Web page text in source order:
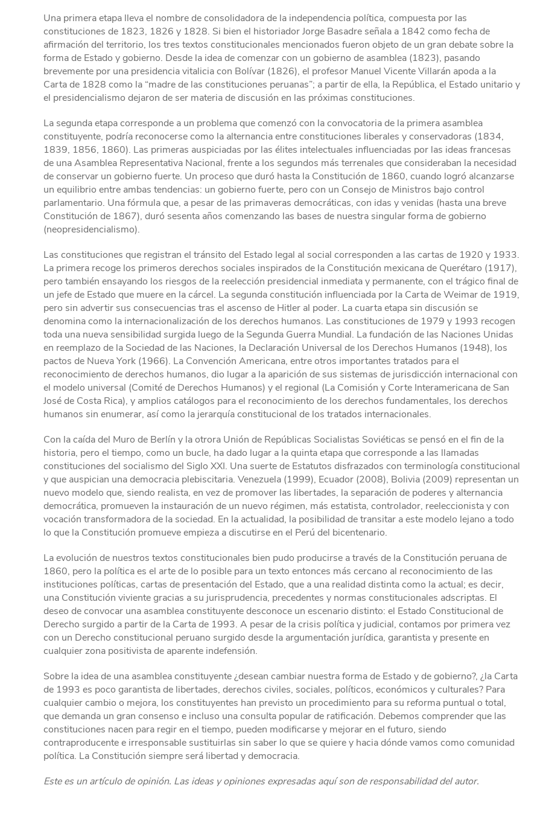
Una primera etapa lleva el nombre de consolidadora de la independencia política, compuesta por las
constituciones de 1823, 1826 y 1828. Si bien el historiador Jorge Basadre señala a 1842 como fecha de
afirmación del territorio, los tres textos constitucionales mencionados fueron objeto de un gran debate sobre la
forma de Estado y gobierno. Desde la idea de comenzar con un gobierno de asamblea (1823), pasando
brevemente por una presidencia vitalicia con Bolívar (1826), el profesor Manuel Vicente Villarán apoda a la
Carta de 1828 como la “madre de las constituciones peruanas”; a partir de ella, la República, el Estado unitario y
el presidencialismo dejaron de ser materia de discusión en las próximas constituciones.
La segunda etapa corresponde a un problema que comenzó con la convocatoria de la primera asamblea
constituyente, podría reconocerse como la alternancia entre constituciones liberales y conservadoras (1834,
1839, 1856, 1860). Las primeras auspiciadas por las élites intelectuales influenciadas por las ideas francesas
de una Asamblea Representativa Nacional, frente a los segundos más terrenales que consideraban la necesidad
de conservar un gobierno fuerte. Un proceso que duró hasta la Constitución de 1860, cuando logró alcanzarse
un equilibrio entre ambas tendencias: un gobierno fuerte, pero con un Consejo de Ministros bajo control
parlamentario. Una fórmula que, a pesar de las primaveras democráticas, con idas y venidas (hasta una breve
Constitución de 1867), duró sesenta años comenzando las bases de nuestra singular forma de gobierno
(neopresidencialismo).
Las constituciones que registran el tránsito del Estado legal al social corresponden a las cartas de 1920 y 1933.
La primera recoge los primeros derechos sociales inspirados de la Constitución mexicana de Querétaro (1917),
pero también ensayando los riesgos de la reelección presidencial inmediata y permanente, con el trágico final de
un jefe de Estado que muere en la cárcel. La segunda constitución influenciada por la Carta de Weimar de 1919,
pero sin advertir sus consecuencias tras el ascenso de Hitler al poder. La cuarta etapa sin discusión se
denomina como la internacionalización de los derechos humanos. Las constituciones de 1979 y 1993 recogen
toda una nueva sensibilidad surgida luego de la Segunda Guerra Mundial. La fundación de las Naciones Unidas
en reemplazo de la Sociedad de las Naciones, la Declaración Universal de los Derechos Humanos (1948), los
pactos de Nueva York (1966). La Convención Americana, entre otros importantes tratados para el
reconocimiento de derechos humanos, dio lugar a la aparición de sus sistemas de jurisdicción internacional con
el modelo universal (Comité de Derechos Humanos) y el regional (La Comisión y Corte Interamericana de San
José de Costa Rica), y amplios catálogos para el reconocimiento de los derechos fundamentales, los derechos
humanos sin enumerar, así como la jerarquía constitucional de los tratados internacionales.
Con la caída del Muro de Berlín y la otrora Unión de Repúblicas Socialistas Soviéticas se pensó en el fin de la
historia, pero el tiempo, como un bucle, ha dado lugar a la quinta etapa que corresponde a las llamadas
constituciones del socialismo del Siglo XXI. Una suerte de Estatutos disfrazados con terminología constitucional
y que auspician una democracia plebiscitaria. Venezuela (1999), Ecuador (2008), Bolivia (2009) representan un
nuevo modelo que, siendo realista, en vez de promover las libertades, la separación de poderes y alternancia
democrática, promueven la instauración de un nuevo régimen, más estatista, controlador, reeleccionista y con
vocación transformadora de la sociedad. En la actualidad, la posibilidad de transitar a este modelo lejano a todo
lo que la Constitución promueve empieza a discutirse en el Perú del bicentenario.
La evolución de nuestros textos constitucionales bien pudo producirse a través de la Constitución peruana de
1860, pero la política es el arte de lo posible para un texto entonces más cercano al reconocimiento de las
instituciones políticas, cartas de presentación del Estado, que a una realidad distinta como la actual; es decir,
una Constitución viviente gracias a su jurisprudencia, precedentes y normas constitucionales adscriptas. El
deseo de convocar una asamblea constituyente desconoce un escenario distinto: el Estado Constitucional de
Derecho surgido a partir de la Carta de 1993. A pesar de la crisis política y judicial, contamos por primera vez
con un Derecho constitucional peruano surgido desde la argumentación jurídica, garantista y presente en
cualquier zona positivista de aparente indefensión.
Sobre la idea de una asamblea constituyente ¿desean cambiar nuestra forma de Estado y de gobierno?, ¿la Carta
de 1993 es poco garantista de libertades, derechos civiles, sociales, políticos, económicos y culturales? Para
cualquier cambio o mejora, los constituyentes han previsto un procedimiento para su reforma puntual o total,
que demanda un gran consenso e incluso una consulta popular de ratificación. Debemos comprender que las
constituciones nacen para regir en el tiempo, pueden modificarse y mejorar en el futuro, siendo
contraproducente e irresponsable sustituirlas sin saber lo que se quiere y hacia dónde vamos como comunidad
política. La Constitución siempre será libertad y democracia.
Este es un artículo de opinión. Las ideas y opiniones expresadas aquí son de responsabilidad del autor.